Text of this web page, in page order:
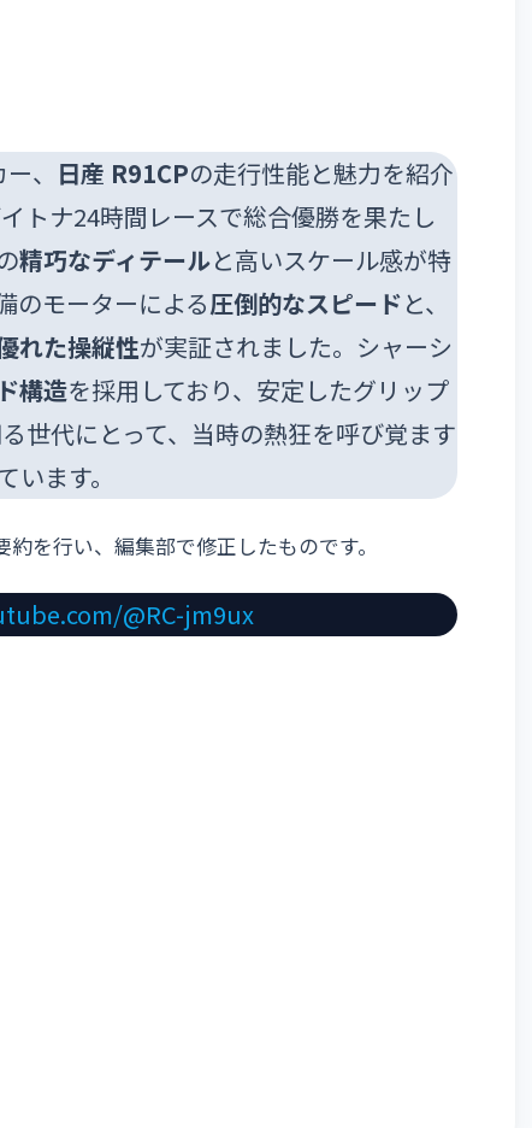
、 日産 R91CPの走行性能と魅力を紹介
トナ24時間レースで総合優勝を果たし
精巧なディテールと高いスケール感が特
のモーターによる圧倒的なスピードと、
れた操縦性が実証されました。シャーシ
構造を採用しており、安定したグリップ
世代にとって、当時の熱狂を呼び覚ます
います。
を行い、編集部で修正したものです。
@RC-jm9ux